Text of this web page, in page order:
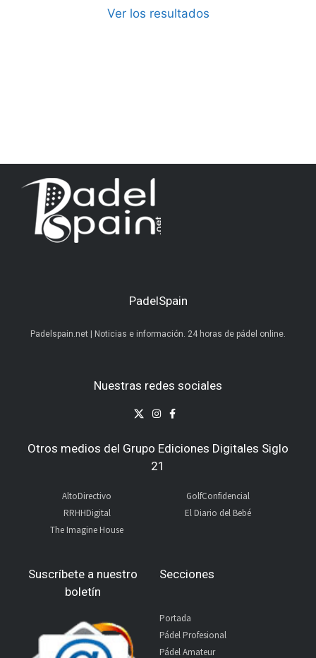
Ver los resultados
PadelSpain
Padelspain.net | Noticias e información. 24 horas de pádel online.
Nuestras redes sociales
Otros medios del Grupo Ediciones Digitales Siglo
21
AltoDirectivo
RRHHDigital
The Imagine House
GolfConfidencial
El Diario del Bebé
Suscríbete a nuestro
boletín
Secciones
Portada
Pádel Profesional
Pádel Amateur